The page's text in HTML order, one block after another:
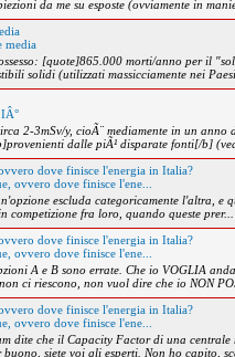
da me su esposte (ovviamente in
media
[quote]865.000 morti/anno per il
solidi (utilizzati massicciamente nei
2-3mSv/y, cioÃ¨ mediamente in un anno
dalle piÃ¹ disparate fonti[/b]
dove finisce l'energia in Italia?
ovvero dove finisce l'ene...
escluda categoricamente l'altra, e
competizione fra loro, quando queste prer...
dove finisce l'energia in Italia?
ovvero dove finisce l'ene...
A e B sono errate. Che io VOGLIA
ci riescono, non vuol dire che io NON
dove finisce l'energia in Italia?
ovvero dove finisce l'ene...
dite che il Capacity Factor di una
siete voi gli esperti. Non ho capito,